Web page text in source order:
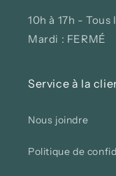
10h à 17h - Tous
Mardi : FERMÉ
Service à la
Nous joindre
Politique de